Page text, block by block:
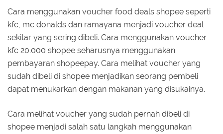
Cara menggunakan voucher food deals shopee seperti
kfc, mc donalds dan ramayana menjadi voucher deal
sekitar yang sering dibeli. Cara menggunakan voucher
kfc 20.000 shopee seharusnya menggunakan
pembayaran shopeepay. Cara melihat voucher yang
sudah dibeli di shopee menjadikan seorang pembeli
dapat menukarkan dengan makanan yang disukainya.
Cara melihat voucher yang sudah pernah dibeli di
shopee menjadi salah satu langkah menggunakan